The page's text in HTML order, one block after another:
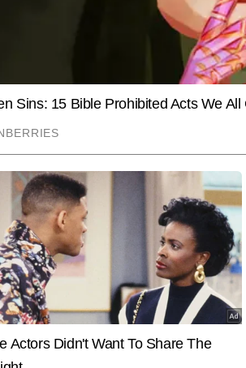
कुलदीप राघव प्रिंट और डिजिटल पत्रकारिता में
डिजिटल में वह एजुकेशन सेक्शन को लीड कर रहे हैं।
कारण कुलदीप इस बीट के भरोसेमंद पत्रकारों में गिने
काउंसलिंग प्रोसेस, स्कॉलरशिप, करियर गाइडेंस,
कई एक्सक्लूसिव रिपोर्ट्स, विश्लेषण, डेटा आधारित
End of